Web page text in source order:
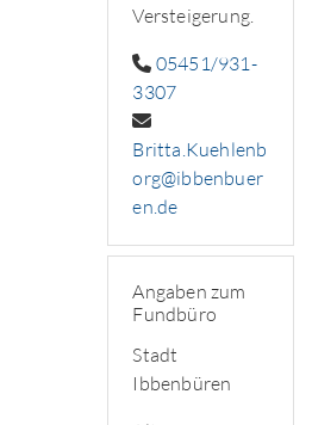
Versteigerung.
05451/931-
3307
Britta.Kuehlenb
org@ibbenbuer
en.de
Angaben zum
Fundbüro
Stadt
Ibbenbüren